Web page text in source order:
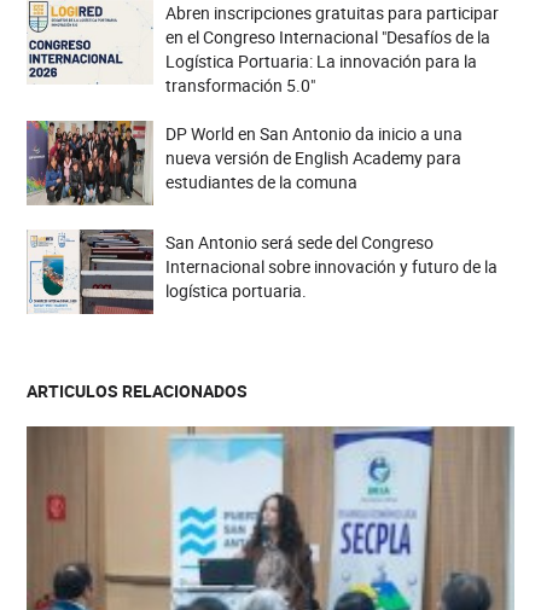
Abren inscripciones gratuitas para participar
en el Congreso Internacional "Desafíos de la
Logística Portuaria: La innovación para la
transformación 5.0"
DP World en San Antonio da inicio a una
nueva versión de English Academy para
estudiantes de la comuna
San Antonio será sede del Congreso
Internacional sobre innovación y futuro de la
logística portuaria.
ARTICULOS RELACIONADOS